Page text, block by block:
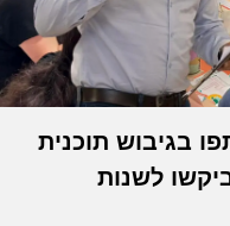
בגיבוש תוכנית
לשנות